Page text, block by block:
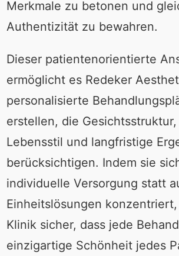
Merkmale zu betonen und
Authentizität zu bewahren.
Dieser patientenorientierte
ermöglicht es Redeker
personalisierte
erstellen, die
Lebensstil und langfristige
berücksichtigen. Indem sie
individuelle Versorgung statt
Einheitslösungen
Klinik sicher, dass jede
einzigartige Schönheit jedes